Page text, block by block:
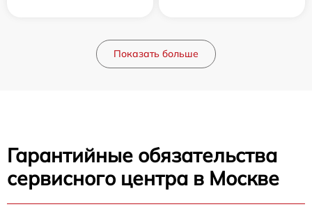
Показать больше
Гарантийные обязательства
сервисного центра в Москве